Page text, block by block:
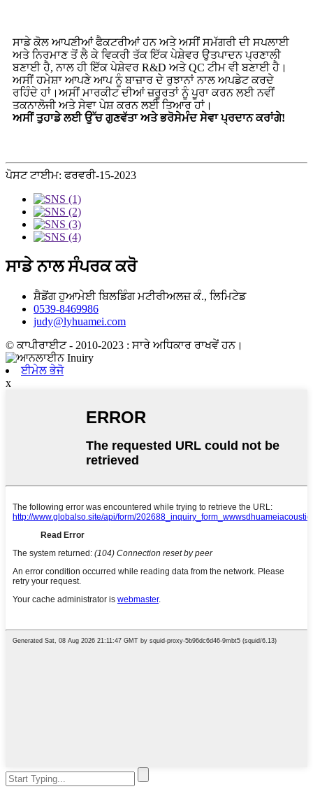
ਸਾਡੇ ਕੋਲ ਆਪਣੀਆਂ ਫੈਕਟਰੀਆਂ ਹਨ ਅਤੇ ਅਸੀਂ ਸਮੱਗਰੀ ਦੀ ਸਪਲਾਈ
ਅਤੇ ਨਿਰਮਾਣ ਤੋਂ ਲੈ ਕੇ ਵਿਕਰੀ ਤੱਕ ਇੱਕ ਪੇਸ਼ੇਵਰ ਉਤਪਾਦਨ ਪ੍ਰਣਾਲੀ
ਬਣਾਈ ਹੈ, ਨਾਲ ਹੀ ਇੱਕ ਪੇਸ਼ੇਵਰ R&D ਅਤੇ QC ਟੀਮ ਵੀ ਬਣਾਈ ਹੈ।
ਅਸੀਂ ਹਮੇਸ਼ਾ ਆਪਣੇ ਆਪ ਨੂੰ ਬਾਜ਼ਾਰ ਦੇ ਰੁਝਾਨਾਂ ਨਾਲ ਅਪਡੇਟ ਕਰਦੇ
ਰਹਿੰਦੇ ਹਾਂ।ਅਸੀਂ ਮਾਰਕੀਟ ਦੀਆਂ ਜ਼ਰੂਰਤਾਂ ਨੂੰ ਪੂਰਾ ਕਰਨ ਲਈ ਨਵੀਂ
ਤਕਨਾਲੋਜੀ ਅਤੇ ਸੇਵਾ ਪੇਸ਼ ਕਰਨ ਲਈ ਤਿਆਰ ਹਾਂ।
ਅਸੀਂ ਤੁਹਾਡੇ ਲਈ ਉੱਚ ਗੁਣਵੱਤਾ ਅਤੇ ਭਰੋਸੇਮੰਦ ਸੇਵਾ ਪ੍ਰਦਾਨ ਕਰਾਂਗੇ!
ਪੋਸਟ ਟਾਈਮ: ਫਰਵਰੀ-15-2023
ਸਾਡੇ ਨਾਲ ਸੰਪਰਕ ਕਰੋ
ਸ਼ੈਡੋਂਗ ਹੁਆਮੇਈ ਬਿਲਡਿੰਗ ਮਟੀਰੀਅਲਜ਼ ਕੰ., ਲਿਮਿਟੇਡ
0539-8469986
judy@lyhuamei.com
© ਕਾਪੀਰਾਈਟ - 2010-2023 : ਸਾਰੇ ਅਧਿਕਾਰ ਰਾਖਵੇਂ ਹਨ।
ਈਮੇਲ ਭੇਜੋ
x